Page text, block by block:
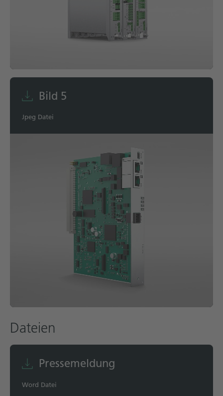
Bild 5
Jpeg Datei
Dateien
Pressemeldung
Word Datei